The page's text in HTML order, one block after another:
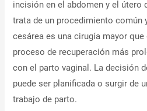
incisión en el abdomen y el útero
trata de un procedimiento común
cesárea es una cirugía mayor
proceso de recuperación más
con el parto vaginal. La decisión
puede ser planificada o surgir de
trabajo de parto.